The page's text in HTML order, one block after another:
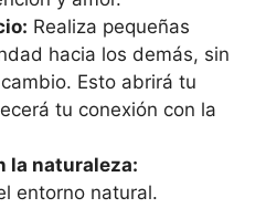
Realiza pequeñas
hacia los demás, sin
Esto abrirá tu
tu conexión con la
la naturaleza:
entorno natural.